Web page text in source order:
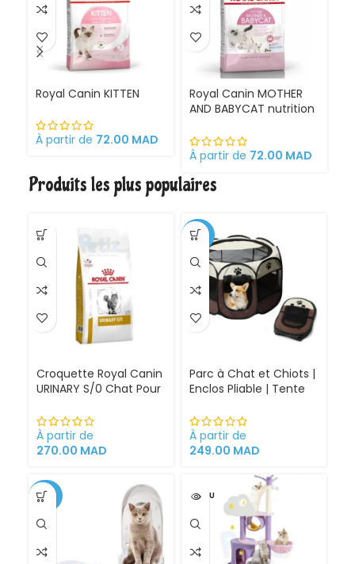
Royal Canin KITTEN
À partir de 72.00 MAD
Royal Canin MOTHER
AND BABYCAT nutrition
et ses chatons
Croquettes pour
gestantes/allaitantes
À partir de 72.00 MAD
Produits les plus populaires
Croquette Royal Canin
URINARY S/0 Chat Pour
Cystite régime
médicalisé
À partir de
270.00 MAD
-30%
Parc à Chat et Chiots |
Enclos Pliable | Tente
et extérieur
À partir de
249.00 MAD
-34% VENDU